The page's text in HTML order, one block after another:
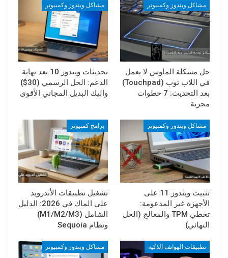
مشاكل ويندوز وكمبيوتر
حل مشكلة الماوس لا يعمل
في اللاب توب (Touchpad)
بعد التحديث: 7 خطوات
مجربة
مشاكل ويندوز وكمبيوتر
تحديثات ويندوز 10 بعد نهاية
الدعم: الحل الرسمي (30$)
واليك البديل المجاني الأقوى
مشاكل ويندوز وكمبيوتر
تثبيت ويندوز 11 على
الأجهزة غير المدعومة:
تخطي TPM والمعالج (الحل
النهائي)
برامج كمبيوتر
تشغيل تطبيقات الأندرويد
على الماك في 2026: الدليل
الشامل (M1/M2/M3)
ونظام Sequoia
تطبيقات الهواتف الذكية مشاكل ويندوز وكمبيوتر